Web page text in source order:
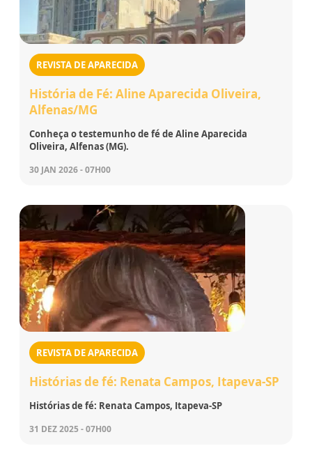
REVISTA DE APARECIDA
História de Fé: Aline Aparecida Oliveira,
Alfenas/MG
Conheça o testemunho de fé de Aline Aparecida
Oliveira, Alfenas (MG).
30 JAN 2026 - 07H00
REVISTA DE APARECIDA
Histórias de fé: Renata Campos, Itapeva-SP
Histórias de fé: Renata Campos, Itapeva-SP
31 DEZ 2025 - 07H00